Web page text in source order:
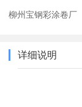
柳州宝钢彩涂卷厂
详细说明